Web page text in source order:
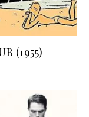
(1955)